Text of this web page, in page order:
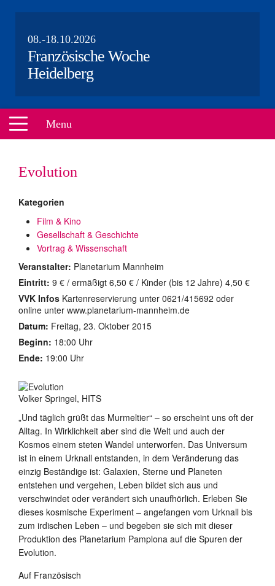
08.-18.10.2026
Französische Woche
Heidelberg
Menu
AKTEURE
Evolution
Kategorien
Film & Kino
Gesellschaft & Geschichte
Vortrag & Wissenschaft
Veranstalter: Planetarium Mannheim
Eintritt: 9 € / ermäßigt 6,50 € / Kinder (bis 12 Jahre) 4,50 €
VVK Infos Kartenreservierung unter 0621/415692 oder
online unter www.planetarium-mannheim.de
Datum: Freitag, 23. Oktober 2015
Beginn: 18:00 Uhr
Ende: 19:00 Uhr
Volker Springel, HITS
„Und täglich grüßt das Murmeltier“ – so erscheint uns oft der
Alltag. In Wirklichkeit aber sind die Welt und auch der
Kosmos einem steten Wandel unterworfen. Das Universum
ist in einem Urknall entstanden, in dem Veränderung das
einzig Beständige ist: Galaxien, Sterne und Planeten
entstehen und vergehen, Leben bildet sich aus und
verschwindet oder verändert sich unaufhörlich. Erleben Sie
dieses kosmische Experiment – angefangen vom Urknall bis
zum irdischen Leben – und begeben sie sich mit dieser
Produktion des Planetarium Pamplona auf die Spuren der
Evolution.
Auf Französisch